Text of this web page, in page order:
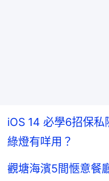
iOS 14 必學6招保
綠燈有咩用？
觀塘海濱5間愜意餐